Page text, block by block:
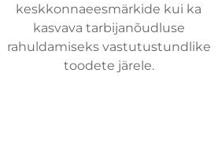
keskkonnaeesmärkide kui ka
kasvava tarbijanõudluse
rahuldamiseks vastutustundlike
toodete järele.